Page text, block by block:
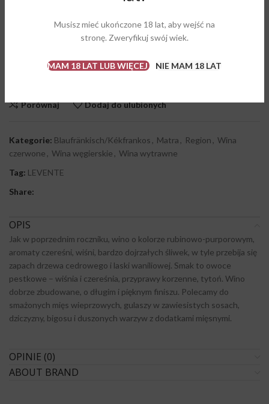
Musisz mieć ukończone 18 lat, aby wejść na
stronę. Zweryfikuj swój wiek.
MAM 18 LAT LUB WIĘCEJ NIE MAM 18 LAT
DODAJ DO KOSZYKA
Porównaj Dodaj do ulubionych
Kategorie: Blaufränkisch/Kékfrankos , Matra , Region , Wina
czerwone , Wina węgierskie , Wina wytrawne
Tag: LEVENTE
Share:
OPIS
Jak w poprzednim roczniku, wino o kolorze rubinowo-purporowym,
aromaty czereśni, wiśni, bardzo dojrzałych śliwek, w tyle przebija się
zapach drzewa cedrowego i laski waniliowej. Smak to owoce
pestkowe – wiśnia i czereśnia, przyprawy korzenne, tytoń. Wino
dobrze zbudowane, o długim i pięknym finiszu. Polecamy do
smażonych mięs wieprzowych, gulaszy w zawiesistych sosach,
dziczyzny, bigosu i duszonych warzyw z dodatkami mięsnymi.
OPINIE (0)
ABOUT BRAND